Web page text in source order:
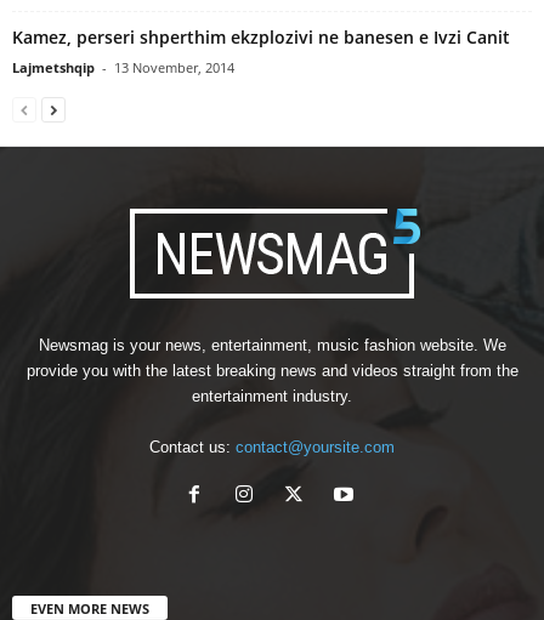
Kamez, perseri shperthim ekzplozivi ne banesen e Ivzi Canit
Lajmetshqip - 13 November, 2014
Newsmag is your news, entertainment, music fashion website. We
provide you with the latest breaking news and videos straight from the
entertainment industry.
Contact us: contact@yoursite.com
EVEN MORE NEWS